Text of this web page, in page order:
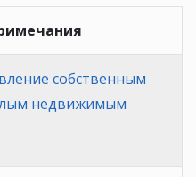
собственным
недвижимым